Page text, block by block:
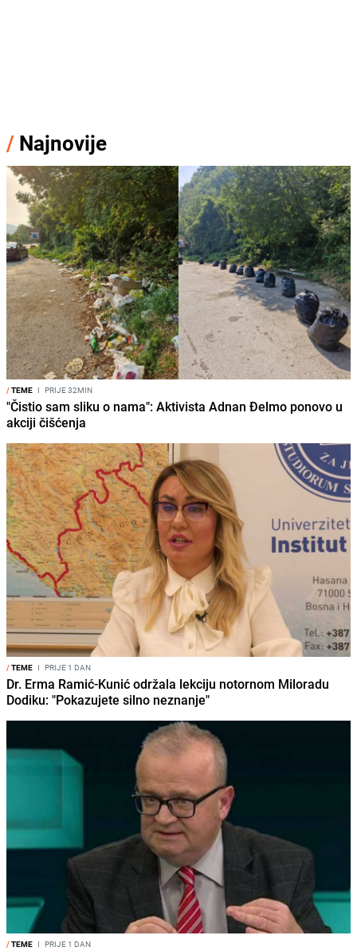
/ Najnovije
/TEME I PRIJE 32MIN
"Čistio sam sliku o nama": Aktivista Adnan Đelmo ponovo u
akciji čišćenja
/TEME I PRIJE 1 DAN
Dr. Erma Ramić-Kunić održala lekciju notornom Miloradu
Dodiku: "Pokazujete silno neznanje"
/TEME I PRIJE 1 DAN